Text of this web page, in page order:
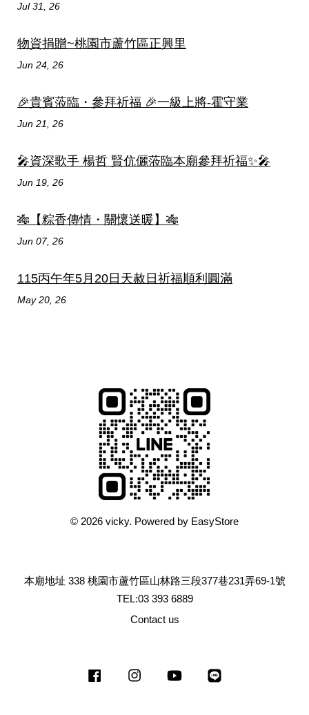
Jul 31, 26
物資捐贈~桃園市蘆竹區正興里
Jun 24, 26
🎉貴賓蒞臨・參拜祈福 🎉一級上將-霍守業
Jun 21, 26
🎤資深歌手 楊哲 賢伉儷蒞臨本廟參拜祈福✨🎤
Jun 19, 26
🎋【粽香傳情・關懷送暖】🎋
Jun 07, 26
115丙午年5月20日天赦日祈福順利圓滿
May 20, 26
© 2026 vicky. Powered by EasyStore
本廟地址 338 桃園市蘆竹區山林路三段377巷231弄69-1號
TEL:03 393 6889
Contact us
Facebook Instagram YouTube